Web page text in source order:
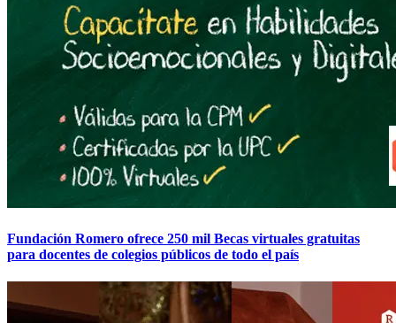
Fundación Romero ofrece 250 mil Becas virtuales gratuitas
para docentes de colegios públicos de todo el país